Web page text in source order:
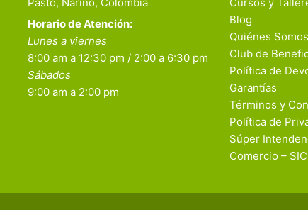
Horario de Atención:
Lunes a viernes
8:00 am a 12:30 pm / 2:00 a 6:30 pm
Sábados
9:00 am a 2:00 pm
Blog
Quiénes Somos
Club de
Política de
Garantías
Términos y
Política de
Súper
Comercio – SIC